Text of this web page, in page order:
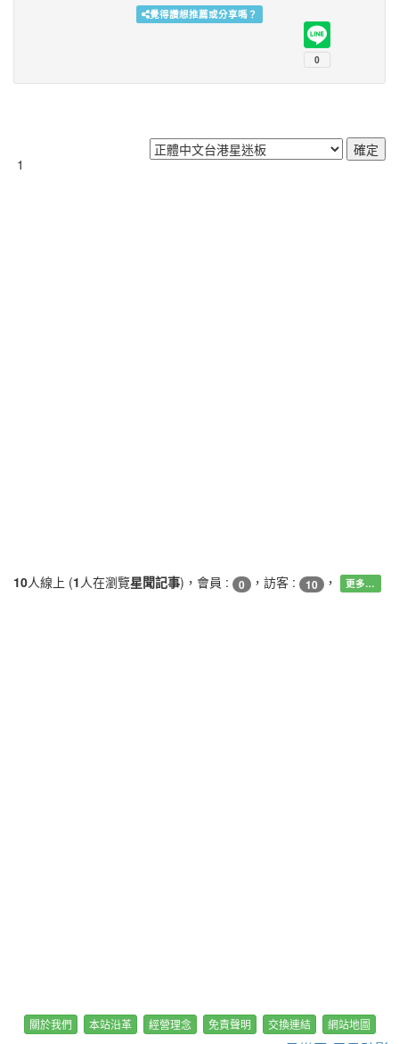
覺得讚想推薦或分享嗎？
1
10人線上 (1人在瀏覽星聞記事)，會員 : 0 ，訪客 : 10 ， 更多…
關於我們 本站沿革 經營理念 免責聲明 交換連結 網站地圖